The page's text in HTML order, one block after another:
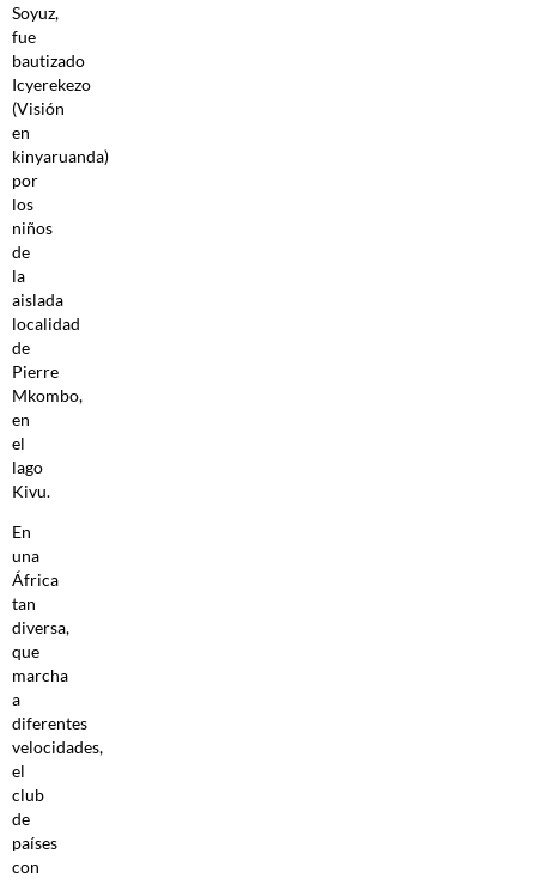
Soyuz,
fue
bautizado
Icyerekezo
(Visión
en
kinyaruanda)
por
los
niños
de
la
aislada
localidad
de
Pierre
Mkombo,
en
el
lago
Kivu.
En
una
África
tan
diversa,
que
marcha
a
diferentes
velocidades,
el
club
de
países
con